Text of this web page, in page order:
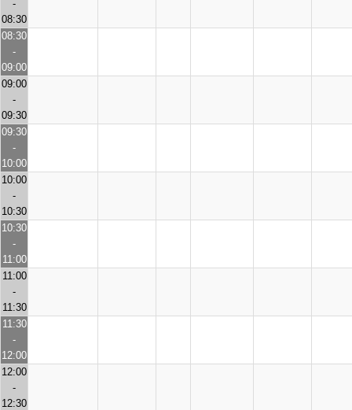
-
08:30
08:30
-
09:00
09:00
-
09:30
09:30
-
10:00
10:00
-
10:30
10:30
-
11:00
11:00
-
11:30
11:30
-
12:00
12:00
-
12:30